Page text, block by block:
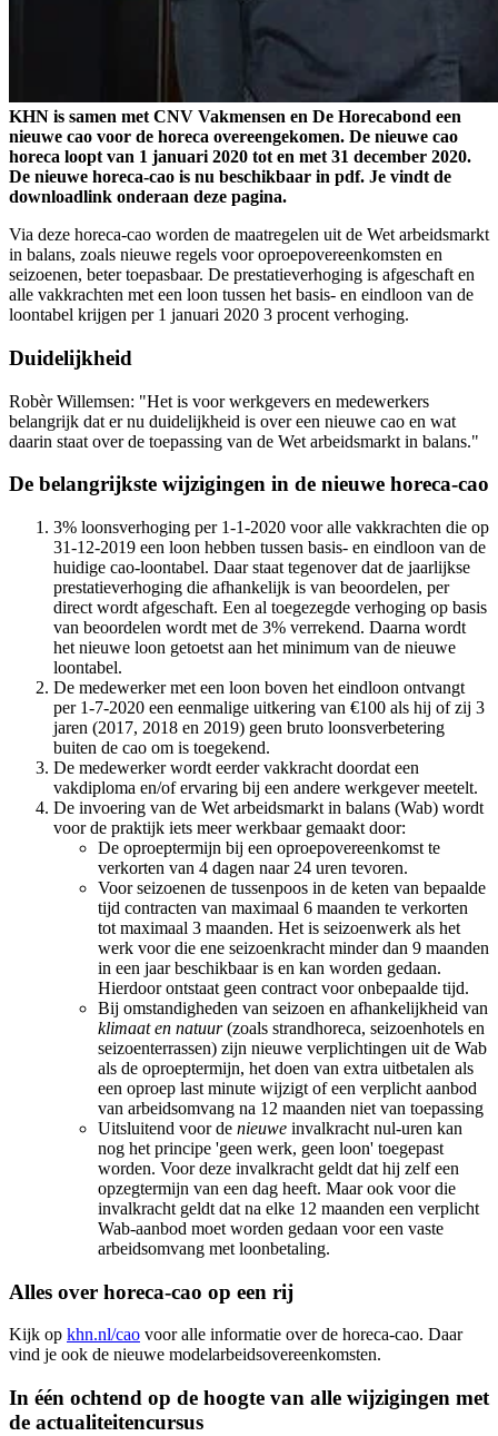
KHN is samen met CNV Vakmensen en De Horecabond een
nieuwe cao voor de horeca overeengekomen. De nieuwe cao
horeca loopt van 1 januari 2020 tot en met 31 december 2020.
De nieuwe horeca-cao is nu beschikbaar in pdf. Je vindt de
downloadlink onderaan deze pagina.
Via deze horeca-cao worden de maatregelen uit de Wet arbeidsmarkt
in balans, zoals nieuwe regels voor oproepovereenkomsten en
seizoenen, beter toepasbaar. De prestatieverhoging is afgeschaft en
alle vakkrachten met een loon tussen het basis- en eindloon van de
loontabel krijgen per 1 januari 2020 3 procent verhoging.
Duidelijkheid
Robèr Willemsen: "Het is voor werkgevers en medewerkers
belangrijk dat er nu duidelijkheid is over een nieuwe cao en wat
daarin staat over de toepassing van de Wet arbeidsmarkt in balans."
De belangrijkste wijzigingen in de nieuwe horeca-cao
3% loonsverhoging per 1-1-2020 voor alle vakkrachten die op
31-12-2019 een loon hebben tussen basis- en eindloon van de
huidige cao-loontabel. Daar staat tegenover dat de jaarlijkse
prestatieverhoging die afhankelijk is van beoordelen, per
direct wordt afgeschaft. Een al toegezegde verhoging op basis
van beoordelen wordt met de 3% verrekend. Daarna wordt
het nieuwe loon getoetst aan het minimum van de nieuwe
loontabel.
De medewerker met een loon boven het eindloon ontvangt
per 1-7-2020 een eenmalige uitkering van €100 als hij of zij 3
jaren (2017, 2018 en 2019) geen bruto loonsverbetering
buiten de cao om is toegekend.
De medewerker wordt eerder vakkracht doordat een
vakdiploma en/of ervaring bij een andere werkgever meetelt.
De invoering van de Wet arbeidsmarkt in balans (Wab) wordt
voor de praktijk iets meer werkbaar gemaakt door:
De oproeptermijn bij een oproepovereenkomst te
verkorten van 4 dagen naar 24 uren tevoren.
Voor seizoenen de tussenpoos in de keten van bepaalde
tijd contracten van maximaal 6 maanden te verkorten
tot maximaal 3 maanden. Het is seizoenwerk als het
werk voor die ene seizoenkracht minder dan 9 maanden
in een jaar beschikbaar is en kan worden gedaan.
Hierdoor ontstaat geen contract voor onbepaalde tijd.
Bij omstandigheden van seizoen en afhankelijkheid van
klimaat en natuur(zoals strandhoreca, seizoenhotels en
seizoenterrassen) zijn nieuwe verplichtingen uit de Wab
als de oproeptermijn, het doen van extra uitbetalen als
een oproep last minute wijzigt of een verplicht aanbod
van arbeidsomvang na 12 maanden niet van toepassing
Uitsluitend voor de nieuwe invalkracht nul-uren kan
nog het principe 'geen werk, geen loon' toegepast
worden. Voor deze invalkracht geldt dat hij zelf een
opzegtermijn van een dag heeft. Maar ook voor die
invalkracht geldt dat na elke 12 maanden een verplicht
Wab-aanbod moet worden gedaan voor een vaste
arbeidsomvang met loonbetaling.
Alles over horeca-cao op een rij
Kijk op khn.nl/cao voor alle informatie over de horeca-cao. Daar
vind je ook de nieuwe modelarbeidsovereenkomsten.
In één ochtend op de hoogte van alle wijzigingen met
de actualiteitencursus